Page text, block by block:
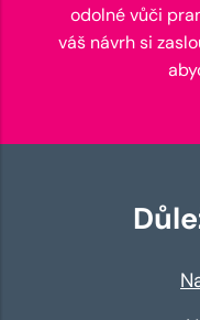
odolné vůči
váš návrh si